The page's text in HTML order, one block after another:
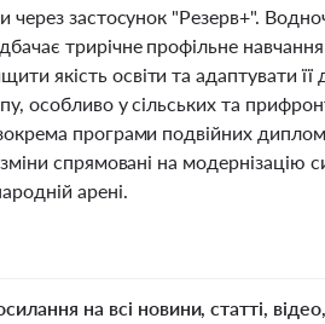
через застосунок "Резерв+".
трирічне профільне
якість освіти та адаптувати
особливо у сільських та
програми подвійних
спрямовані на модернізацію
арені.
на всі новини, статті,